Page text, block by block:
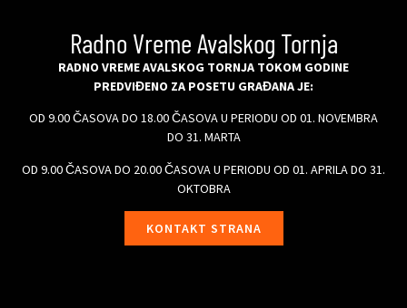
Radno Vreme Avalskog Tornja
RADNO VREME AVALSKOG TORNJA TOKOM GODINE
PREDVIĐENO ZA POSETU GRAĐANA JE:
OD 9.00 ČASOVA DO 18.00 ČASOVA U PERIODU OD 01. NOVEMBRA
DO 31. MARTA
OD 9.00 ČASOVA DO 20.00 ČASOVA U PERIODU OD 01. APRILA DO 31.
OKTOBRA
KONTAKT STRANA